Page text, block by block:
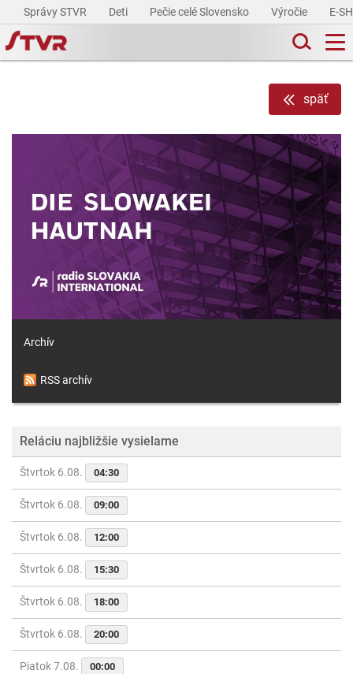
Správy STVR Deti Pečie celé Slovensko Výročie E-
späť
Archív
RSS archív
Reláciu najbližšie vysielame
Štvrtok 6.08. 04:30
Štvrtok 6.08. 09:00
Štvrtok 6.08. 12:00
Štvrtok 6.08. 15:30
Štvrtok 6.08. 18:00
Štvrtok 6.08. 20:00
Piatok 7.08. 00:00